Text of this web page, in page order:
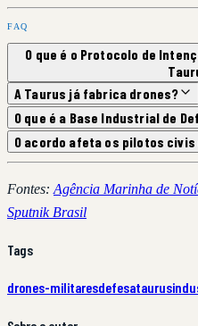
FAQ
O que é o Protocolo de
A Taurus já fabrica drones?
O que é a Base Industrial de
O acordo afeta os pilotos
Fontes: Agência Marinha de
Sputnik Brasil
Tags
drones-militaresdefesataurus